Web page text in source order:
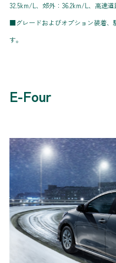
32.5km/L、郊外：36.2km/L、高速道
■グレードおよびオプション装着、
す。
E-Four